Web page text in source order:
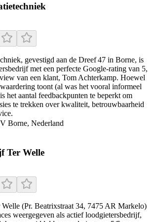
gevestigd aan de Dreef 47 in Borne, is
met een perfecte Google-rating van 5,
van een klant, Tom Achterkamp. Hoewel
toont (al was het vooral informeel
het aantal feedbackpunten te beperkt om
te trekken over kwaliteit, betrouwbaarheid
Borne, Nederland
Ter Welle
(Pr. Beatrixstraat 34, 7475 AR Markelo)
weergegeven als actief loodgietersbedrijf,